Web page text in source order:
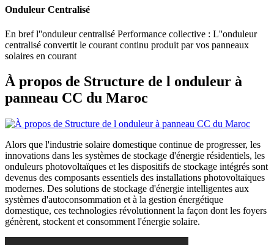
Onduleur Centralisé
En bref l''onduleur centralisé Performance collective : L''onduleur
centralisé convertit le courant continu produit par vos panneaux
solaires en courant
À propos de Structure de l onduleur à
panneau CC du Maroc
Alors que l'industrie solaire domestique continue de progresser, les
innovations dans les systèmes de stockage d'énergie résidentiels, les
onduleurs photovoltaïques et les dispositifs de stockage intégrés sont
devenus des composants essentiels des installations photovoltaïques
modernes. Des solutions de stockage d'énergie intelligentes aux
systèmes d'autoconsommation et à la gestion énergétique
domestique, ces technologies révolutionnent la façon dont les foyers
génèrent, stockent et consomment l'énergie solaire.